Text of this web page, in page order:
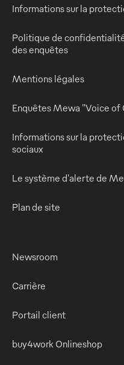
Informations sur la
Politique de
des enquêtes
Mentions légales
Enquêtes Mewa "Voice of
Informations sur la
sociaux
Le système d'alerte de
Plan de site
Newsroom
Carrière
Portail client
buy4work Onlineshop